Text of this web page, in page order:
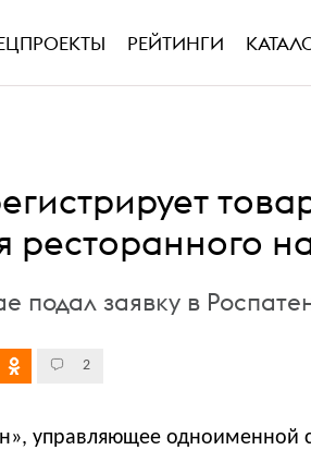
РЕЙТИНГИ
ресторанного
подал заявку в
2
управляющее одноименной